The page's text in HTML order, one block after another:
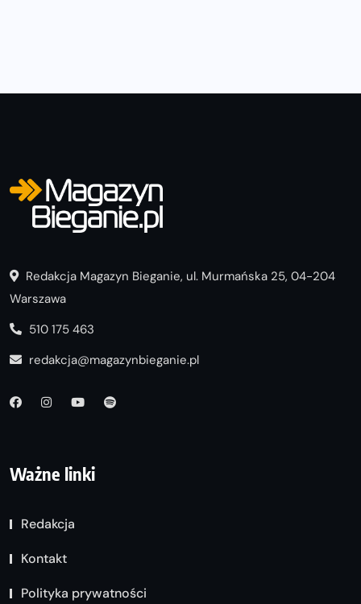
Redakcja Magazyn Bieganie, ul. Murmańska 25, 04-204
Warszawa
510 175 463
redakcja@magazynbieganie.pl
Ważne linki
Redakcja
Kontakt
Polityka prywatności